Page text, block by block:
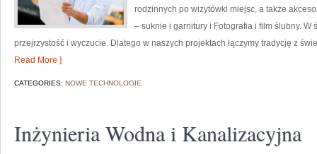
rodzinnych po wizytówki miejsc, a także
– suknie i garnitury i Fotografia i film ślubny.
przejrzystość i wyczucie. Dlatego w naszych projektach łączymy tradycję z
Read More ]
CATEGORIES: NOWE TECHNOLOGIE
Inżynieria Wodna i Kanalizacyjna